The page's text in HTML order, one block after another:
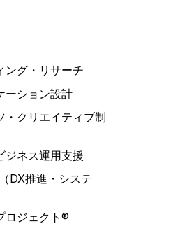
ング・リサーチ
ーション設計
・クリエイティブ制
ジネス運用支援
DX推進・システ
ロジェクト®